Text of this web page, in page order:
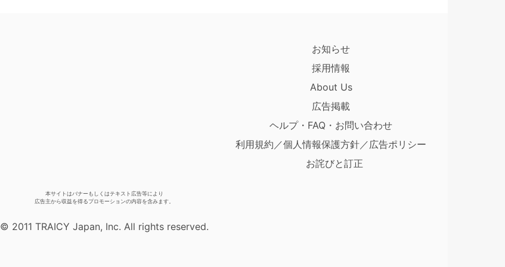
お知らせ
採用情報
About Us
広告掲載
ヘルプ・FAQ・お問い合わせ
利用規約／個人情報保護方針／広告ポリシー
お詫びと訂正
本サイトはバナーもしくはテキスト広告等により
広告主から収益を得るプロモーションの内容を含みます。
© 2011 TRAICY Japan, Inc. All rights reserved.